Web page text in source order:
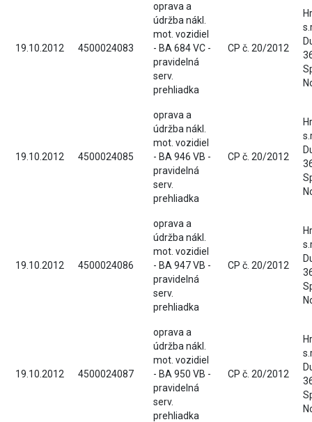
19.10.2012 4500024083
oprava a
údržba nákl.
mot. vozidiel
- BA 684 VC -
pravidelná
serv.
prehliadka
CP č. 20/2012
19.10.2012 4500024085
oprava a
údržba nákl.
mot. vozidiel
- BA 946 VB -
pravidelná
serv.
prehliadka
CP č. 20/2012
19.10.2012 4500024086
oprava a
údržba nákl.
mot. vozidiel
- BA 947 VB -
pravidelná
serv.
prehliadka
CP č. 20/2012
19.10.2012 4500024087
oprava a
údržba nákl.
mot. vozidiel
- BA 950 VB -
pravidelná
serv.
prehliadka
CP č. 20/2012